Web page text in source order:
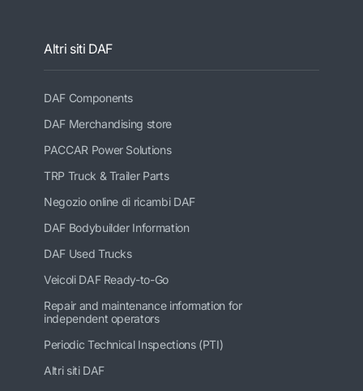
Altri siti DAF
DAF Components
DAF Merchandising store
PACCAR Power Solutions
TRP Truck & Trailer Parts
Negozio online di ricambi DAF
DAF Bodybuilder Information
DAF Used Trucks
Veicoli DAF Ready-to-Go
Repair and maintenance information for
independent operators
Periodic Technical Inspections (PTI)
Altri siti DAF